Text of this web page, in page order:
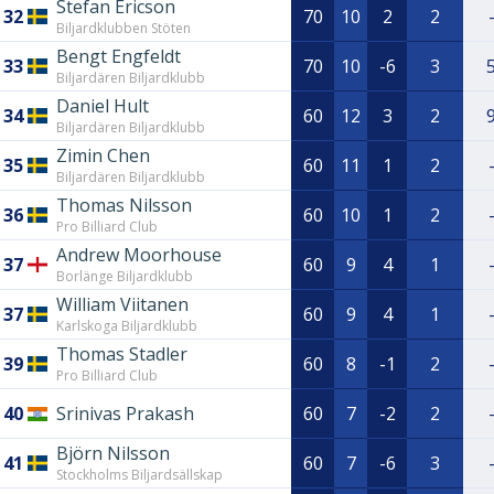
32 Stefan Ericson
Biljardklubben Stöten 70 10 2 2 -
33 Bengt Engfeldt
Biljardären Biljardklubb 70 10 -6 3
34 Daniel Hult
Biljardären Biljardklubb 60 12 3 2
35 Zimin Chen
Biljardären Biljardklubb 60 11 1 2 -
36 Thomas Nilsson
Pro Billiard Club 60 10 1 2 -
37 Andrew Moorhouse
Borlänge Biljardklubb 60 9 4 1 -
37 William Viitanen
Karlskoga Biljardklubb 60 9 4 1 -
39 Thomas Stadler
Pro Billiard Club 60 8 -1 2 -
40 Srinivas Prakash 60 7 -2 2 -
41 Björn Nilsson
Stockholms Biljardsällskap 60 7 -6 3
-